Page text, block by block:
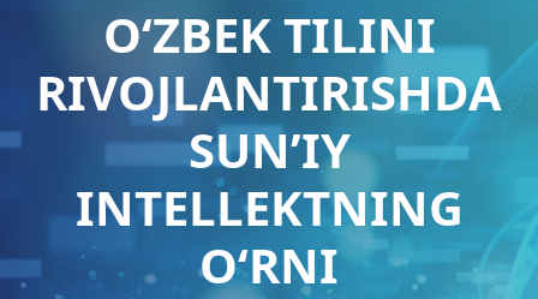
O‘ZBEK TILINI
RIVOJLANTIRISHDA
SUN’IY
INTELLEKTNING
O‘RNI